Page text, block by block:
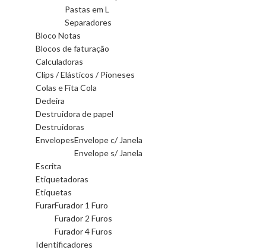
Pastas em L
Separadores
Bloco Notas
Blocos de faturação
Calculadoras
Clips / Elásticos / Pioneses
Colas e Fita Cola
Dedeira
Destruidora de papel
Destruidoras
EnvelopesEnvelope c/ Janela
Envelope s/ Janela
Escrita
Etiquetadoras
Etiquetas
FurarFurador 1 Furo
Furador 2 Furos
Furador 4 Furos
Identificadores